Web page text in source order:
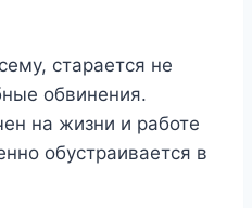
старается не
обвинения.
на жизни и работе
обустраивается в